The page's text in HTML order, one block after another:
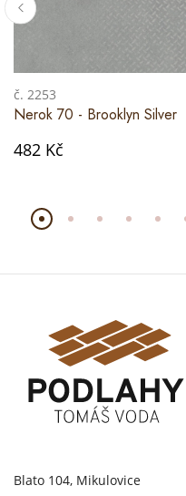
č. 2253
Nerok 70 - Brooklyn Silver
482 Kč
Blato 104, Mikulovice